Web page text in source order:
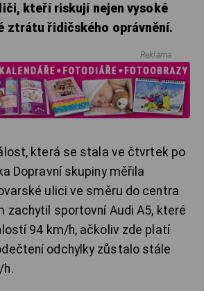
kteří riskují nejen vysoké
ztrátu řidičského oprávnění.
Reklama
která se stala ve čtvrtek po
Dopravní skupiny měřila
ulici ve směru do centra
zachytil sportovní Audi A5, které
94 km/h, ačkoliv zde platí
odchylky zůstalo stále
h.